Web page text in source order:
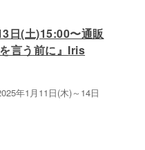
日(土)15:00〜通販
言う前に』Iris
年1月11日(木)～14日